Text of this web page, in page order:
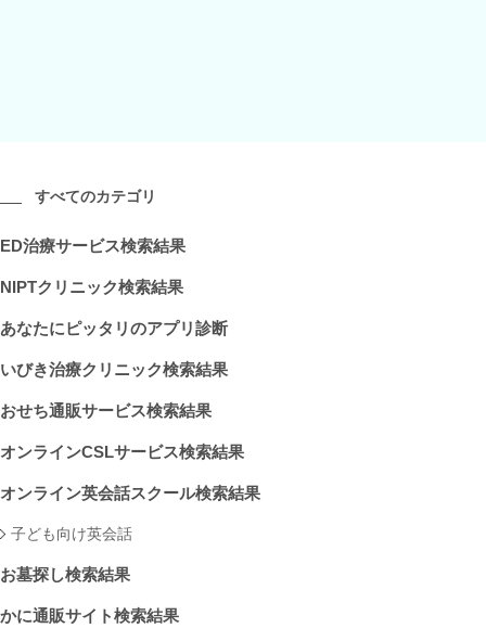
すべてのカテゴリ
ED治療サービス検索結果
NIPTクリニック検索結果
あなたにピッタリのアプリ診断
いびき治療クリニック検索結果
おせち通販サービス検索結果
オンラインCSLサービス検索結果
オンライン英会話スクール検索結果
子ども向け英会話
お墓探し検索結果
かに通販サイト検索結果